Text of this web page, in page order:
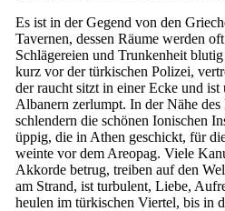
Es ist in der Gegend von den
Tavernen, dessen Räume werden
Schlägereien und Trunkenheit
kurz vor der türkischen Polizei,
der raucht sitzt in einer Ecke und ist
Albanern zerlumpt. In der Nähe des
schlendern die schönen Ionischen
üppig, die in Athen geschickt, für
weinte vor dem Areopag. Viele
Akkorde betrug, treiben auf den
am Strand, ist turbulent, Liebe,
heulen im türkischen Viertel, bis in